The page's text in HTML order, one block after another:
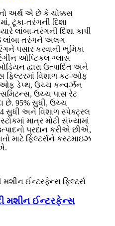
અર્થ એ છે કે ચોક્કસ
ટૂંકા-તરંગની દિશા
લાંબા-તરંગની દિશા કાપી
લાંબા તરંગને અલગ
પસાર કરવાની ભૂમિકા
ઓપ્ટિકલ ગ્લાસ
દ્વારા ઉત્પાદિત અને
ફિલ્ટરમાં વિશાળ કટ-ઓફ
ઓફ ડેપ્થ, ઉચ્ચ કન્વર્ઝન
ઉચ્ચ પાસ રેટ
છે. 95% સુધી, ઉચ્ચ
સુધી અને વિશાળ સ્પેક્ટ્રલ
માત્ર મોટી સંખ્યામાં
પ્રદાન કરીએ છીએ,
માટે ફિલ્ટર્સને કસ્ટમાઇઝ
મશીન ઈન્ટરફેન્સ